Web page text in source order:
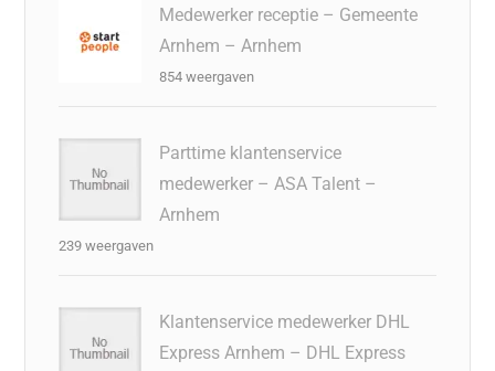
Medewerker receptie – Gemeente
Arnhem – Arnhem
854 weergaven
Parttime klantenservice
medewerker – ASA Talent –
Arnhem
239 weergaven
Klantenservice medewerker DHL
Express Arnhem – DHL Express